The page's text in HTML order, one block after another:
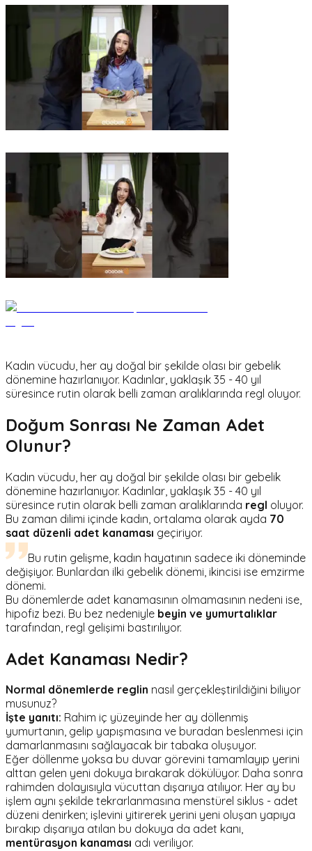
Kadın vücudu, her ay doğal bir şekilde olası bir gebelik
dönemine hazırlanıyor. Kadınlar, yaklaşık 35 - 40 yıl
süresince rutin olarak belli zaman aralıklarında regl oluyor.
Doğum Sonrası Ne Zaman Adet
Olunur?
Kadın vücudu, her ay doğal bir şekilde olası bir gebelik
dönemine hazırlanıyor. Kadınlar, yaklaşık 35 - 40 yıl
süresince rutin olarak belli zaman aralıklarında regl oluyor.
Bu zaman dilimi içinde kadın, ortalama olarak ayda 70
saat düzenli adet kanaması geçiriyor.
Bu rutin gelişme, kadın hayatının sadece iki döneminde
değişiyor. Bunlardan ilki gebelik dönemi, ikincisi ise emzirme
dönemi.
Bu dönemlerde adet kanamasının olmamasının nedeni ise,
hipofiz bezi. Bu bez nedeniyle beyin ve yumurtalıklar
tarafından, regl gelişimi bastırılıyor.
Adet Kanaması Nedir?
Normal dönemlerde reglin nasıl gerçekleştirildiğini biliyor
musunuz?
İşte yanıtı: Rahim iç yüzeyinde her ay döllenmiş
yumurtanın, gelip yapışmasına ve buradan beslenmesi için
damarlanmasını sağlayacak bir tabaka oluşuyor.
Eğer döllenme yoksa bu duvar görevini tamamlayıp yerini
alttan gelen yeni dokuya bırakarak dökülüyor. Daha sonra
rahimden dolayısıyla vücuttan dışarıya atılıyor. Her ay bu
işlem aynı şekilde tekrarlanmasına menstürel siklus - adet
düzeni denirken; işlevini yitirerek yerini yeni oluşan yapıya
bırakıp dışarıya atılan bu dokuya da adet kanı,
mentürasyon kanaması adı veriliyor.